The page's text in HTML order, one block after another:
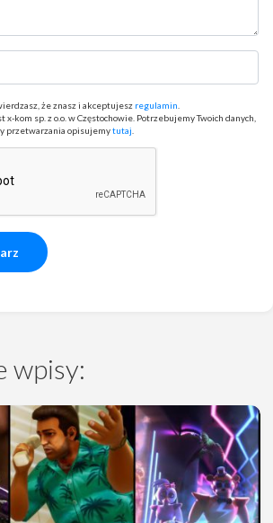
że znasz i akceptujesz regulamin
kom sp. z o.o. w Częstochowie. Potrzebujemy Twoich danych,
przetwarzania opisujemytutaj
wpisy: